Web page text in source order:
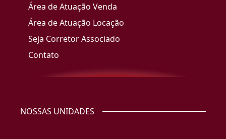
Área de Atuação Venda
Área de Atuação Locação
Seja Corretor Associado
Contato
NOSSAS UNIDADES